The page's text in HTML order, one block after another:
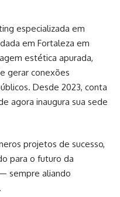
especializada em
em Fortaleza em
estética apurada,
gerar conexões
Desde 2023, conta
agora inaugura sua sede
projetos de sucesso,
para o futuro da
sempre aliando